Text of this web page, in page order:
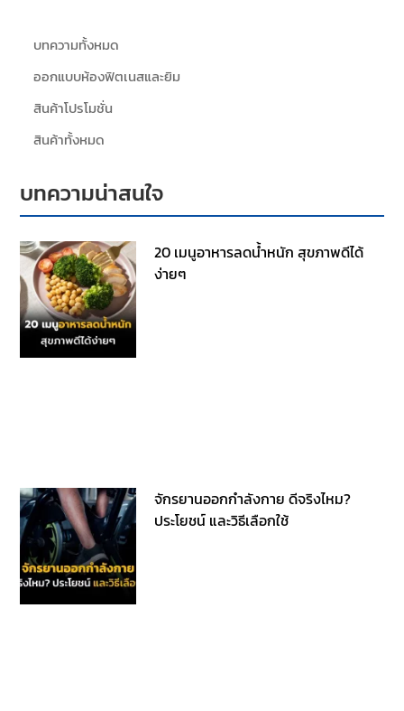
บทความทั้งหมด
ออกแบบห้องฟิตเนสและยิม
สินค้าโปรโมชั่น
สินค้าทั้งหมด
บทความน่าสนใจ
20 เมนูอาหารลดน้ำหนัก สุขภาพดีได้
ง่ายๆ
จักรยานออกกำลังกาย ดีจริงไหม?
ประโยชน์ และวิธีเลือกใช้